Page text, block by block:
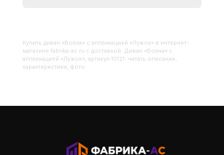
Купить Диван «Волна» с аппликацией «Лужок»в интернет-
магазине fabrika-ac.ru с доставкой. Диван «Волна» с
аппликацией «Лужок», артикул 10121: читать описание,
характеристики, фото